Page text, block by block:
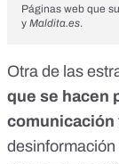
Páginas web que
y Maldita.es.
Otra de las
que se hacen
comunicación
desinformación